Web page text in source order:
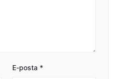
E-posta *